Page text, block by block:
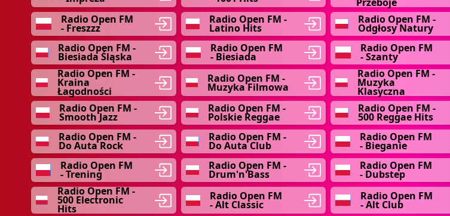
Radio Open FM
- Freszzz
Radio Open FM -
Latino Hits
Radio Open FM -
Odgłosy Natury
Radio Open FM -
Biesiada Śląska
Radio Open FM
- Biesiada
Radio Open FM
- Szanty
Radio Open FM -
Kraina
Łagodności
Radio Open FM -
Muzyka Filmowa
Radio Open FM -
Muzyka
Klasyczna
Radio Open FM -
Smooth Jazz
Radio Open FM -
Polskie Reggae
Radio Open FM -
500 Reggae Hits
Radio Open FM -
Do Auta Rock
Radio Open FM -
Do Auta Club
Radio Open FM
- Bieganie
Radio Open FM
- Trening
Radio Open FM -
Drum'n'Bass
Radio Open FM
- Dubstep
Radio Open FM -
500 Electronic
Hits
Radio Open FM
- Alt Classic
Radio Open FM
- Alt Club